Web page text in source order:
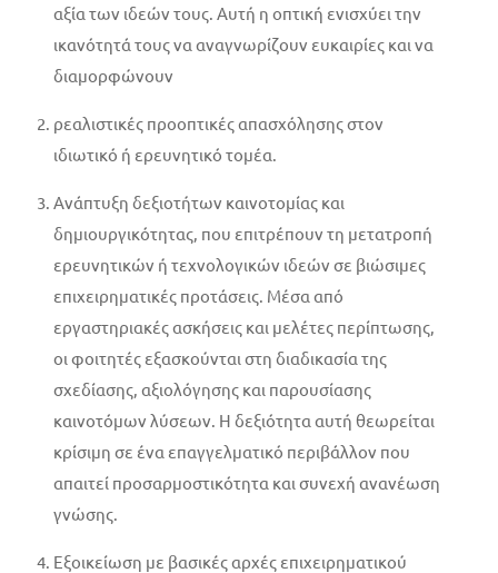
αξία των ιδεών τους. Αυτή η οπτική ενισχύει την
ικανότητά τους να αναγνωρίζουν ευκαιρίες και να
διαμορφώνουν
ρεαλιστικές προοπτικές απασχόλησης στον
ιδιωτικό ή ερευνητικό τομέα.
Ανάπτυξη δεξιοτήτων καινοτομίας και
δημιουργικότητας, που επιτρέπουν τη μετατροπή
ερευνητικών ή τεχνολογικών ιδεών σε βιώσιμες
επιχειρηματικές προτάσεις. Μέσα από
εργαστηριακές ασκήσεις και μελέτες περίπτωσης,
οι φοιτητές εξασκούνται στη διαδικασία της
σχεδίασης, αξιολόγησης και παρουσίασης
καινοτόμων λύσεων. Η δεξιότητα αυτή θεωρείται
κρίσιμη σε ένα επαγγελματικό περιβάλλον που
απαιτεί προσαρμοστικότητα και συνεχή ανανέωση
γνώσης.
Εξοικείωση με βασικές αρχές επιχειρηματικού